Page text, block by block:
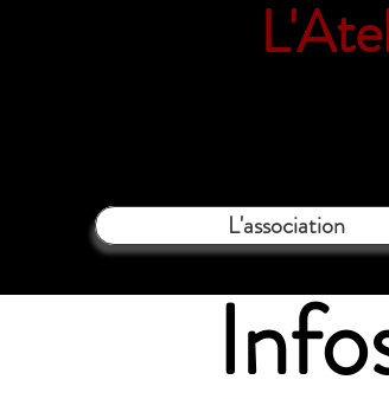
L'association